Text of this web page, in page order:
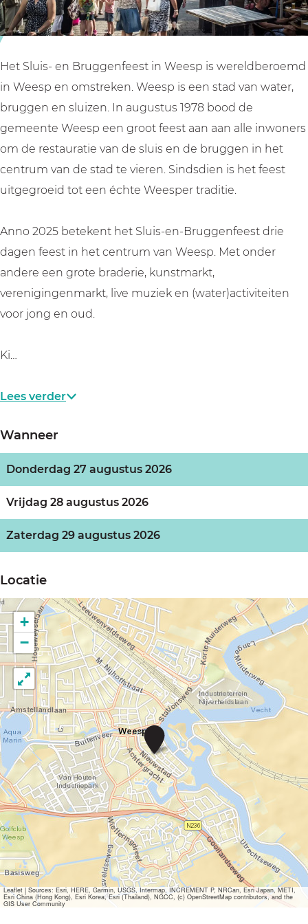
g
g
n
f
e
e
s
t
|
e
e
s
p
r
u
g
e
n
f
e
e
s
|
W
e
e
s
r
u
g
e
n
f
e
e
s
W
e
e
s
Het Sluis- en Bruggenfeest in Weesp is wereldberoemd
in Weesp en omstreken. Weesp is een stad van water,
bruggen en sluizen. In augustus 1978 bood de
gemeente Weesp een groot feest aan aan alle inwoners
om de restauratie van de sluis en de bruggen in het
centrum van de stad te vieren. Sindsdien is het feest
uitgegroeid tot een échte Weesper traditie.
Anno 2025 betekent het Sluis-en-Bruggenfeest drie
dagen feest in het centrum van Weesp. Met onder
andere een grote braderie, kunstmarkt,
verenigingenmarkt, live muziek en (water)activiteiten
voor jong en oud.
Ki…
Lees verder
Wanneer
Donderdag 27 augustus 2026
Vrijdag 28 augustus 2026
Zaterdag 29 augustus 2026
Locatie
S
u
i
s
-
e
n
B
r
u
g
g
e
n
+
−
Leaflet|Sources: Esri, HERE, Garmin, USGS, Intermap, INCREMENT P, NRCan, Esri Japan, METI,
Esri China (Hong Kong), Esri Korea, Esri (Thailand), NGCC, (c) OpenStreetMap contributors, and the
GIS User Community